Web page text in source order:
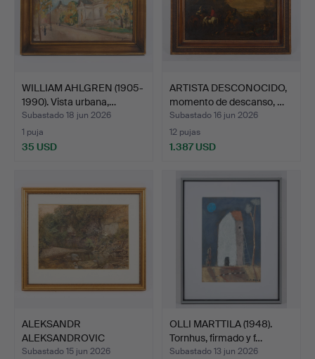
WILLIAM AHLGREN (1905-
1990). Vista urbana,…
Subastado 18 jun 2026
1 puja
35 USD
ARTISTA DESCONOCIDO,
momento de descanso, …
Subastado 16 jun 2026
12 pujas
1.387 USD
ALEKSANDR
ALEKSANDROVIC
KISELEV (1838-1911…
Subastado 15 jun 2026
OLLI MARTTILA (1948).
Tornhus, firmado y f…
Subastado 13 jun 2026